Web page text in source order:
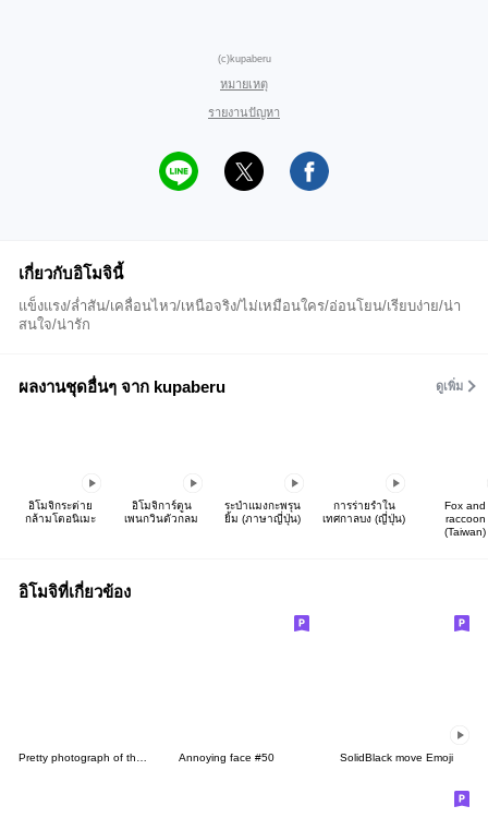
(c)kupaberu
หมายเหตุ
รายงานปัญหา
เกี่ยวกับอิโมจินี้
แข็งแรง/ล่ำสัน/เคลื่อนไหว/เหนือจริง/ไม่เหมือนใคร/อ่อนโยน/เรียบง่าย/น่า
สนใจ/น่ารัก
ผลงานชุดอื่นๆ จาก kupaberu ดูเพิ่ม
อิโมจิกระต่าย
กล้ามโตอนิเมะ
อิโมจิการ์ตูน
เพนกวินตัวกลม
ระบำแมงกะพรุน
ยิ้ม (ภาษาญี่ปุ่น)
การร่ายรำใน
เทศกาลบง (ญี่ปุ่น)
Fox and
raccoon
(Taiwan)
อิโมจิที่เกี่ยวข้อง
Annoying face #50 SolidBlack move Emoji